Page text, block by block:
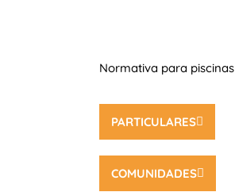
Normativa para piscinas
PARTICULARES
COMUNIDADES